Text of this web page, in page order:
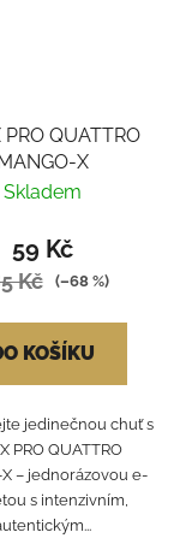
PRO QUATTRO
X
Skladem
59 Kč
Kč (–68 %)
KOŠÍKU
jedinečnou chuť s
PRO QUATTRO
X – jednorázovou e-
s intenzivním,